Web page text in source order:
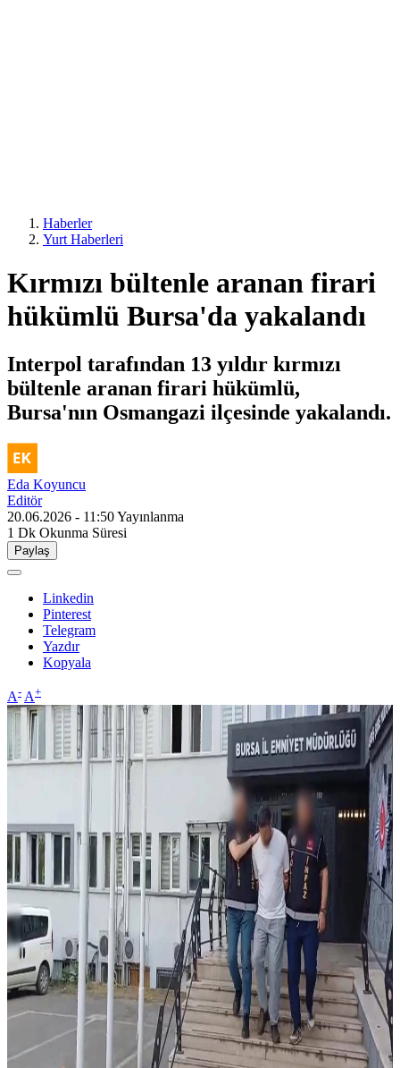
Haberler
Yurt Haberleri
Kırmızı bültenle aranan firari
hükümlü Bursa'da yakalandı
Interpol tarafından 13 yıldır kırmızı
bültenle aranan firari hükümlü,
Bursa'nın Osmangazi ilçesinde yakalandı.
Eda Koyuncu
Editör
20.06.2026 - 11:50Yayınlanma
1 Dk Okunma Süresi
Paylaş
Linkedin
Pinterest
Telegram
Yazdır
Kopyala
A- A+